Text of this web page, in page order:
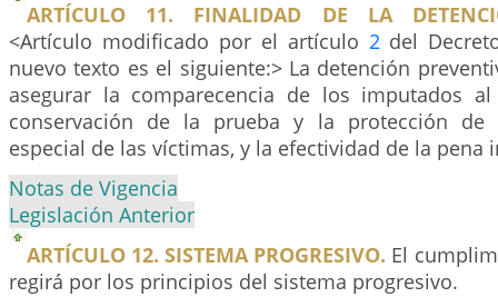
ARTÍCULO 11. FINALIDAD DE LA
<Artículo modificado por el artículo 2del
nuevo texto es el siguiente:> La detención
asegurar la comparecencia de los imputados
conservación de la prueba y la protección de
especial de las víctimas, y la efectividad de la pena
Notas de Vigencia
Legislación Anterior
ARTÍCULO 12. SISTEMA PROGRESIVO. El
regirá por los principios del sistema progresivo.